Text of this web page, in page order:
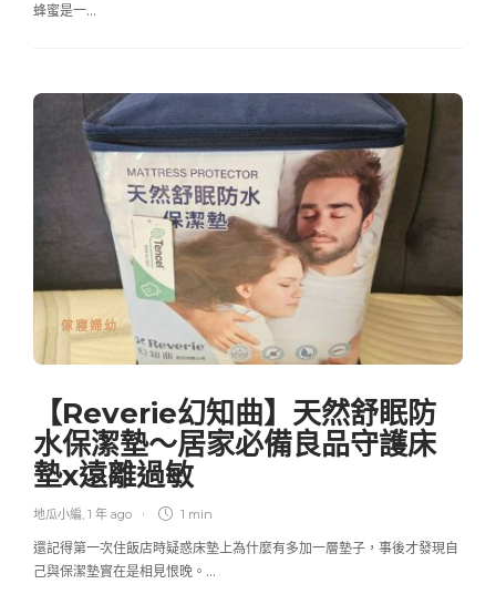
蜂蜜是一…
傢寢婦幼
【Reverie幻知曲】天然舒眠防
水保潔墊～居家必備良品守護床
墊x遠離過敏
地瓜小編 1 年 ago 1 min
還記得第一次住飯店時疑惑床墊上為什麼有多加一層墊子，事後才發現自
己與保潔墊實在是相見恨晚。…